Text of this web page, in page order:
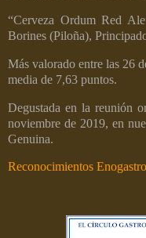
“Cerveza Ordum Red
Borines (Piloña),
Más valorado entre las 26
media de 7,63 puntos.
Degustada en la reunión
noviembre de 2019, en
Genuina.
Reconocimientos